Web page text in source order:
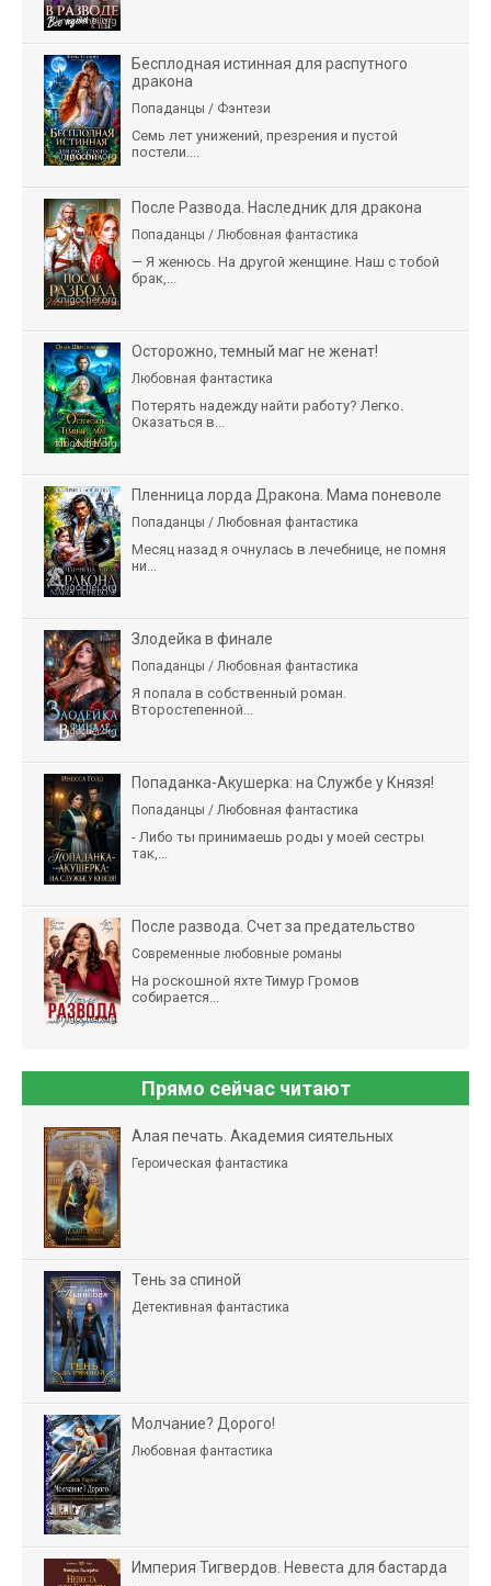
Бесплодная истинная для распутного
дракона
Попаданцы / Фэнтези
Семь лет унижений, презрения и пустой
постели....
После Развода. Наследник для дракона
Попаданцы / Любовная фантастика
— Я женюсь. На другой женщине. Наш с тобой
брак,...
Осторожно, темный маг не женат!
Любовная фантастика
Потерять надежду найти работу? Легко.
Оказаться в...
Пленница лорда Дракона. Мама поневоле
Попаданцы / Любовная фантастика
Месяц назад я очнулась в лечебнице, не помня
ни...
Злодейка в финале
Попаданцы / Любовная фантастика
Я попала в собственный роман.
Второстепенной...
Попаданка-Акушерка: на Службе у Князя!
Попаданцы / Любовная фантастика
- Либо ты принимаешь роды у моей сестры
так,...
После развода. Счет за предательство
Современные любовные романы
На роскошной яхте Тимур Громов
собирается...
Прямо сейчас читают
Алая печать. Академия сиятельных
Героическая фантастика
Тень за спиной
Детективная фантастика
Молчание? Дорого!
Любовная фантастика
Империя Тигвердов. Невеста для бастарда